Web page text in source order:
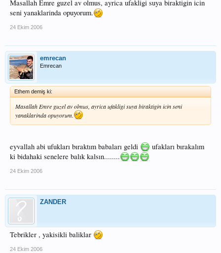
Masallah Emre guzel av olmus, ayrica ufakligi suya biraktigin icin
seni yanaklarinda opuyorum.
24 Ekim 2006
emrecan
Emrecan
Ethem demiş ki:
Masallah Emre guzel av olmus, ayrica ufakligi suya biraktigin icin seni
yanaklarinda opuyorum.
eyvallah abi ufukları bıraktım babaları geldi
ufakları bırakalım
ki bidahaki senelere balık kalsın........
24 Ekim 2006
ZANDER
Tebrikler , yakisikli baliklar
24 Ekim 2006